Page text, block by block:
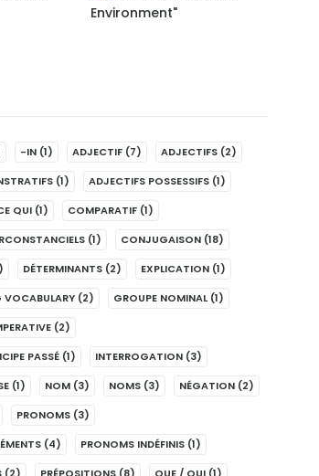
-IN (1) ADJECTIF (7) ADJECTIFS (2)
(1) ADJECTIFS POSSESSIFS (1)
QUI (1) COMPARATIF (1)
(1) CONJUGAISON (18)
DÉTERMINANTS (2) EXPLICATION (1)
VOCABULARY (2) GROUPE NOMINAL (1)
(2)
PASSÉ (1) INTERROGATION (3)
(1) NOM (3) NOMS (3) NÉGATION (2)
PRONOMS (3)
(4) PRONOMS INDÉFINIS (1)